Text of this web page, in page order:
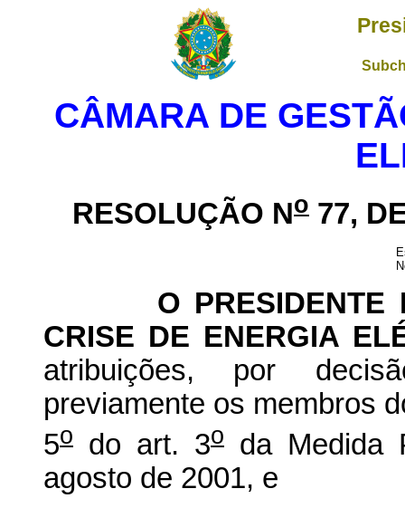
CÂMARA DE
RESOLUÇÃO No 77,
O PRESIDENTE
CRISE DE ENERGIA
atribuições, por
previamente os membros
5o do art. 3o
da Medida
agosto de 2001, e